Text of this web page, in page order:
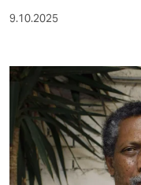
9.10.2025